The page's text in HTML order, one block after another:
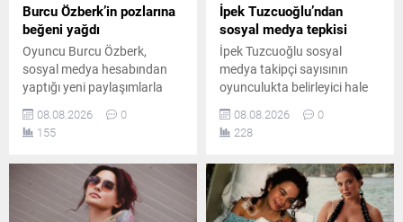
Burcu Özberk’in pozlarına
beğeni yağdı
Oyuncu Burcu Özberk,
sosyal medya hesabından
yaptığı yeni paylaşımlarla
kazandı. Formda
görüntüsüyle dikkat çeken
sürede çok sayıda yorum
08.08.2026
0
155
İpek Tuzcuoğlu’ndan
sosyal medya tepkisi
İpek Tuzcuoğlu sosyal
medya takipçi sayısının
oyunculukta belirleyici hale
oyuncu, gerçek sanatın
rakamlarla ölçülemeyeceğini
önemli bir mesaj verdi ve
emeğin değerini özellikle de
vurguladı.
08.08.2026
0
228